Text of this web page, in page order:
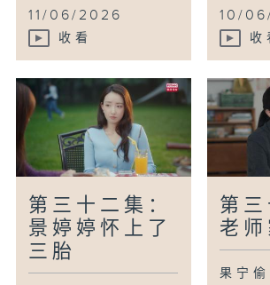
11/06/2026
收看
10/
收
第三十二集：
景婷婷怀上了
三胎
第三
老师
果宁